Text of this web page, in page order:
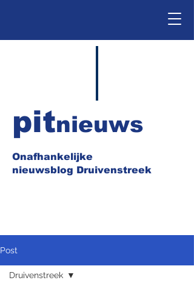
Onafhankelijke
nieuwsblog Druivenstreek
pitnieuws
Post
Druivenstreek